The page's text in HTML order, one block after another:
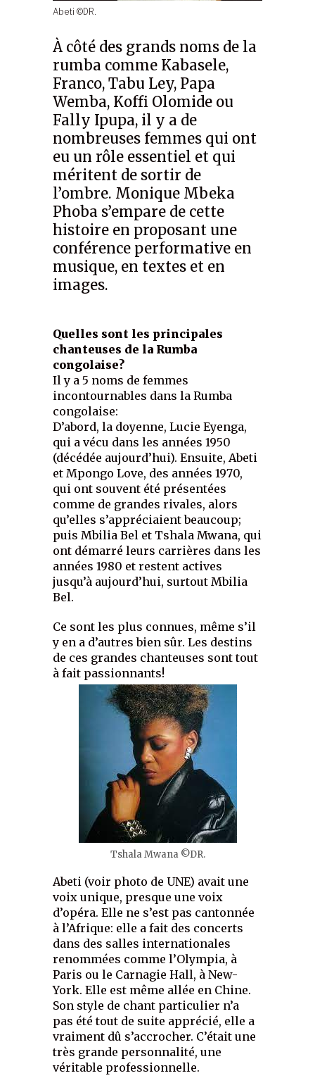
Abeti ©DR.
À côté des grands noms de la
rumba comme Kabasele,
Franco, Tabu Ley, Papa
Wemba, Koffi Olomide ou
Fally Ipupa, il y a de
nombreuses femmes qui ont
eu un rôle essentiel et qui
méritent de sortir de
l’ombre. Monique Mbeka
Phoba s’empare de cette
histoire en proposant une
conférence performative en
musique, en textes et en
images.
Quelles sont les principales
chanteuses de la Rumba
congolaise?
Il y a 5 noms de femmes
incontournables dans la Rumba
congolaise:
D’abord, la doyenne, Lucie Eyenga,
qui a vécu dans les années 1950
(décédée aujourd’hui). Ensuite, Abeti
et Mpongo Love, des années 1970,
qui ont souvent été présentées
comme de grandes rivales, alors
qu’elles s’appréciaient beaucoup;
puis Mbilia Bel et Tshala Mwana, qui
ont démarré leurs carrières dans les
années 1980 et restent actives
jusqu’à aujourd’hui, surtout Mbilia
Bel.
Ce sont les plus connues, même s’il
y en a d’autres bien sûr. Les destins
de ces grandes chanteuses sont tout
à fait passionnants!
Tshala Mwana ©DR.
Abeti (voir photo de UNE) avait une
voix unique, presque une voix
d’opéra. Elle ne s’est pas cantonnée
à l’Afrique: elle a fait des concerts
dans des salles internationales
renommées comme l’Olympia, à
Paris ou le Carnagie Hall, à New-
York. Elle est même allée en Chine.
Son style de chant particulier n’a
pas été tout de suite apprécié, elle a
vraiment dû s’accrocher. C’était une
très grande personnalité, une
véritable professionnelle.